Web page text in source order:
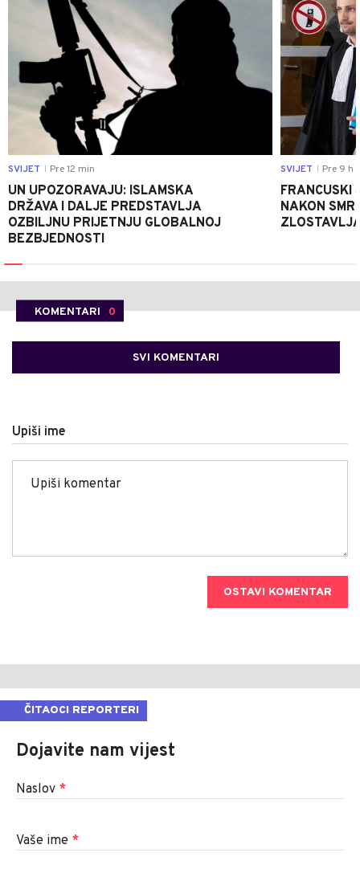
SVIJET Pre 12 min
UN UPOZORAVAJU: ISLAMSKA
DRŽAVA I DALJE PREDSTAVLJA
OZBILJNU PRIJETNJU GLOBALNOJ
BEZBJEDNOSTI
SVIJET Pre 9 h
FRANCUSKI
NAKON
KOMENTARI 0
SVI KOMENTARI
Upiši ime
OSTAVI KOMENTAR
ČITAOCI REPORTERI
Dojavite nam vijest
Naslov *
Vaše ime *